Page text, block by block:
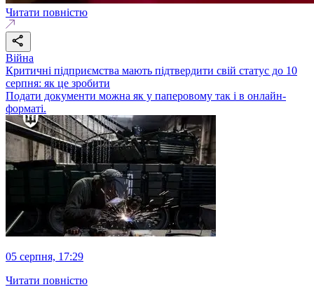
Читати повністю
Війна
Критичні підприємства мають підтвердити свій статус до 10
серпня: як це зробити
Подати документи можна як у паперовому так і в онлайн-
форматі.
05 серпня, 17:29
Читати повністю